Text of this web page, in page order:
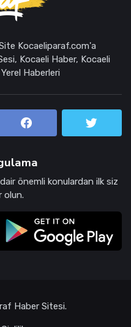
Kocaeliparaf.com'a
Kocaeli Haber, Kocaeli
Haberleri
önemli konulardan ilk siz
olun.
Haber Sitesi.